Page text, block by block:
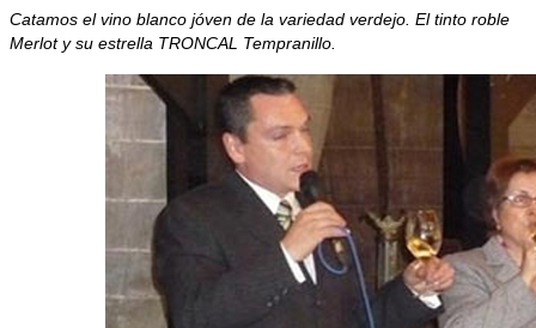
Catamos el vino blanco jóven de la variedad verdejo. El tinto roble
Merlot y su estrella TRONCAL Tempranillo.